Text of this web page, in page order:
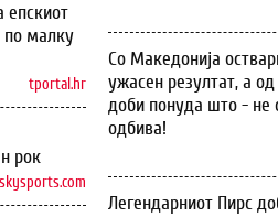
епскиот
по малку
tportal.hr
рок
skysports.com
Со Македонија
ужасен резултат, а
доби понуда што - не
одбива!
Легендарниот Пирс